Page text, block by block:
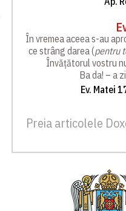
În vremea aceea s-au
ce strâng darea (pentru
Învățătorul vostru
Ba da! – a
Ev. Matei
Preia articolele